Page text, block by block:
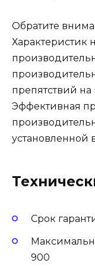
Обратите
Характеристик
препятствий на
Эффективная
установленной
Срок
900